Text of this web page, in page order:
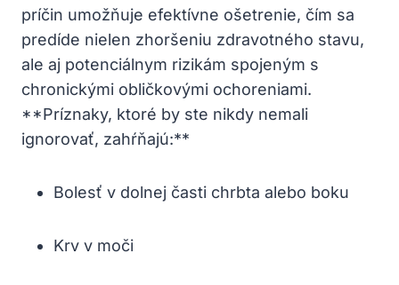
príčin umožňuje efektívne ošetrenie, čím sa
predíde nielen zhoršeniu zdravotného stavu,
ale aj potenciálnym rizikám spojeným s
chronickými obličkovými ochoreniami.
**Príznaky, ktoré by ste nikdy nemali
ignorovať, zahŕňajú:**
Bolesť v dolnej časti chrbta alebo boku
Krv v moči